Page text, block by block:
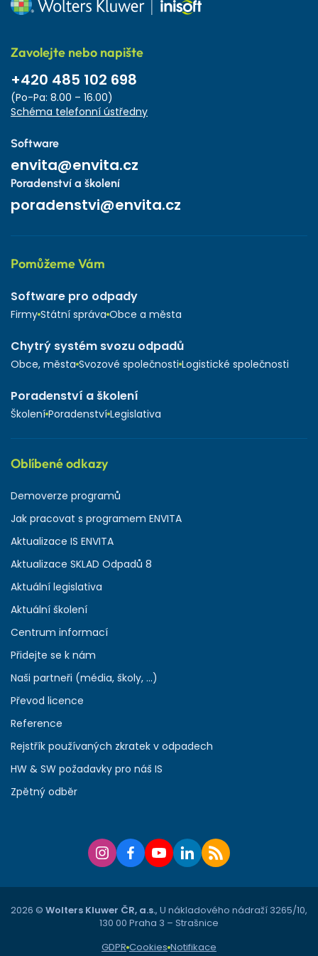
Zavolejte nebo napište
+420 485 102 698
(Po-Pa: 8.00 – 16.00)
Schéma telefonní ústředny
Software
envita@envita.cz
Poradenství a školení
poradenstvi@envita.cz
Pomůžeme Vám
Software pro odpady
Firmy Státní správa Obce a města
Chytrý systém svozu odpadů
Obce, města Svozové společnosti Logistické společnosti
Poradenství a školení
Školení Poradenství Legislativa
Oblíbené odkazy
Demoverze programů
Jak pracovat s programem ENVITA
Aktualizace IS ENVITA
Aktualizace SKLAD Odpadů 8
Aktuální legislativa
Aktuální školení
Centrum informací
Přidejte se k nám
Naši partneři (média, školy, ...)
Převod licence
Reference
Rejstřík používaných zkratek v odpadech
HW & SW požadavky pro náš IS
Zpětný odběr
2026 © Wolters Kluwer ČR, a.s., U nákladového nádraží 3265/10,
130 00 Praha 3 – Strašnice
GDPR Cookies Notifikace